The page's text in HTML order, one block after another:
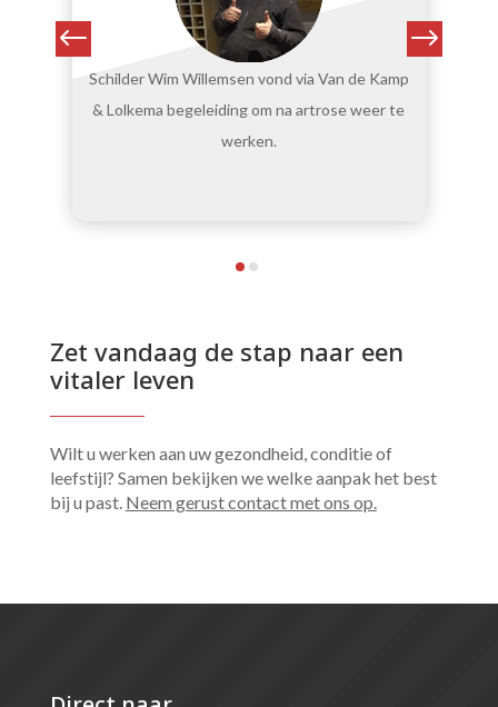
Schilder Wim Willemsen vond via Van de Kamp
& Lolkema begeleiding om na artrose weer te
werken.
Zet vandaag de stap naar een
vitaler leven
Wilt u werken aan uw gezondheid, conditie of
leefstijl? Samen bekijken we welke aanpak het best
bij u past. Neem gerust contact met ons op.